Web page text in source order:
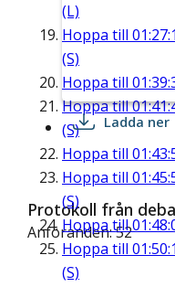
(L)
Hoppa till
(S)
Hoppa till
Hoppa till
(S)
Hoppa till
Hoppa till
(S)
Hoppa till
Hoppa till
(S)
Ladda ner
Protokoll från
Anföranden: 52